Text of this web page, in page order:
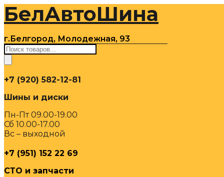
Перейти
содержимому
БелАвтоШина
г.Белгород, Молодежная, 93
Поиск
товаров
+7 (920) 582-12-81
Шины и диски
Пн-Пт 09.00-19.00
Сб 10.00-17.00
Вс – выходной
+7 (951) 152 22 69
СТО и запчасти